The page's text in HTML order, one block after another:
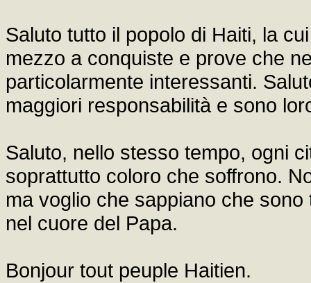
Saluto tutto il popolo di Haiti, la
mezzo a conquiste e prove che
particolarmente interessanti.
maggiori responsabilità e sono
Saluto, nello stesso tempo, ogni
soprattutto coloro che soffrono.
ma voglio che sappiano che
nel cuore del Papa.
Bonjour tout peuple Haitien.